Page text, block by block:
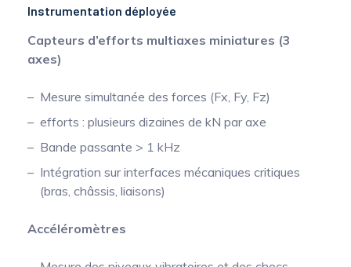
Instrumentation déployée
Capteurs d’efforts multiaxes miniatures (3
axes)
Mesure simultanée des forces (Fx, Fy, Fz)
efforts : plusieurs dizaines de kN par axe
Bande passante > 1 kHz
Intégration sur interfaces mécaniques critiques
(bras, châssis, liaisons)
Accéléromètres